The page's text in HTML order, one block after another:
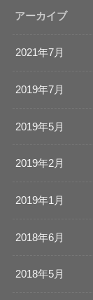
アーカイブ
2021年7月
2019年7月
2019年5月
2019年2月
2019年1月
2018年6月
2018年5月